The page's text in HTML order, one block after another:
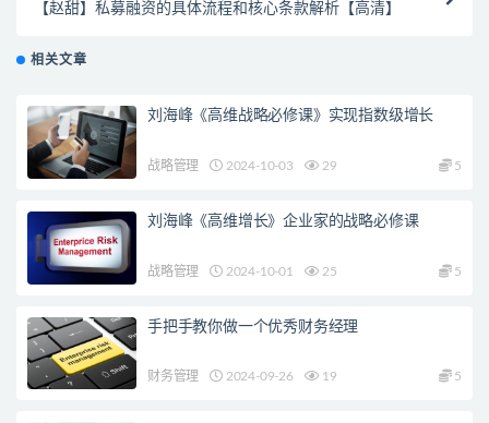
【赵甜】私募融资的具体流程和核心条款解析【高清】
相关文章
刘海峰《高维战略必修课》实现指数级增长
战略管理 2024-10-03 29 5
刘海峰《高维增长》企业家的战略必修课
战略管理 2024-10-01 25 5
手把手教你做一个优秀财务经理
财务管理 2024-09-26 19 5